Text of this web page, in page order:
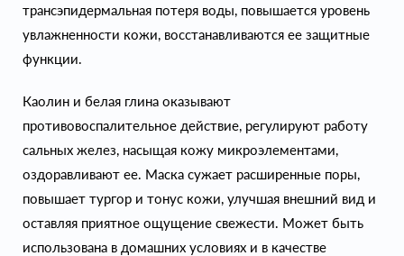
трансэпидермальная потеря воды, повышается уровень
увлажненности кожи, восстанавливаются ее защитные
функции.
Каолин и белая глина оказывают
противовоспалительное действие, регулируют работу
сальных желез, насыщая кожу микроэлементами,
оздоравливают ее. Маска сужает расширенные поры,
повышает тургор и тонус кожи, улучшая внешний вид и
оставляя приятное ощущение свежести. Может быть
использована в домашних условиях и в качестве